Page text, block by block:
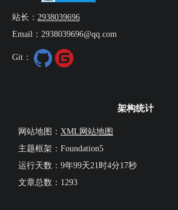
站长： 2938039696
Email：2938039696@qq.com
Git：
架构统计
网站地图： XML网站地图
主题框架：Foundation5
运行天数： 9年99天21时4分18秒
文章总数：1293